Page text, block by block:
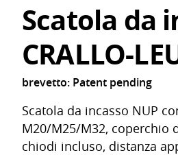
Scatola da
CRALLO-
brevetto: Patent pending
Scatola da incasso NUP
M20/M25/M32, coperchio
chiodi incluso, distanza